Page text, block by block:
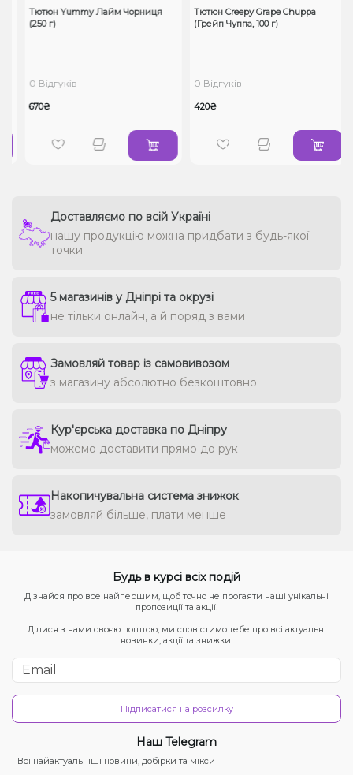
Тютюн Yummy Лайм Чорниця
(250 г)
0 Відгуків
670₴
Тютюн Creepy Grape Chuppa
(Грейп Чуппа, 100 г)
0 Відгуків
420₴
Доставляємо по всій Україні
нашу продукцію можна придбати з будь-якої
точки
5 магазинів у Дніпрі та окрузі
не тільки онлайн, а й поряд з вами
Замовляй товар із самовивозом
з магазину абсолютно безкоштовно
Кур'єрська доставка по Дніпру
можемо доставити прямо до рук
Накопичувальна система знижок
замовляй більше, плати менше
Будь в курсі всіх подій
Дізнайся про все найпершим, щоб точно не прогаяти наші унікальні
пропозиції та акції!
Ділися з нами своєю поштою, ми сповістимо тебе про всі актуальні
новинки, акції та знижки!
Підписатися на розсилку
Наш Telegram
Всі найактуальніші новини, добірки та мікси